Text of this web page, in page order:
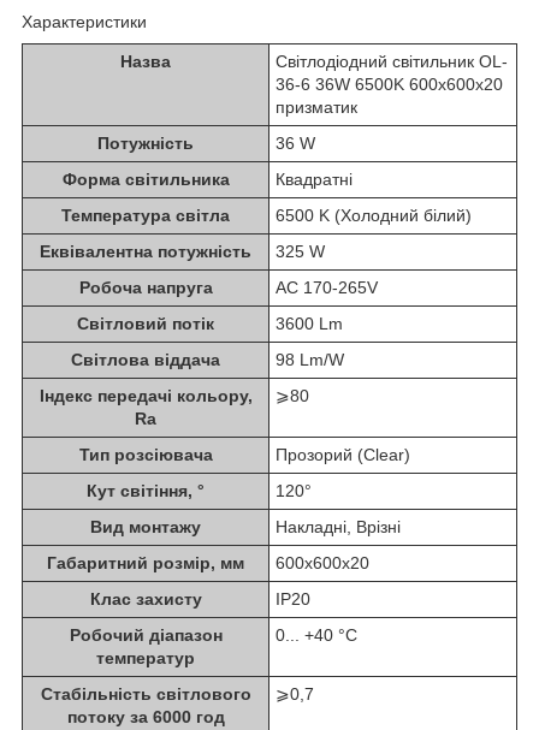
Характеристики
Назва
Світлодіодний світильник OL-
36-6 36W 6500K 600x600x20
призматик
Потужність
36 W
Форма світильника
Квадратні
Температура світла
6500 K (Холодний білий)
Еквівалентна потужність
325 W
Робоча напруга
AC 170-265V
Світловий потік
3600 Lm
Світлова віддача
98 Lm/W
Індекс передачі кольору,
Ra
⩾80
Тип розсіювача
Прозорий (Clear)
Кут світіння, °
120°
Вид монтажу
Накладні, Врізні
Габаритний розмір, мм
600x600x20
Клас захисту
IP20
Робочий діапазон
температур
0... +40 °C
Стабільність світлового
потоку за 6000 год
⩾0,7